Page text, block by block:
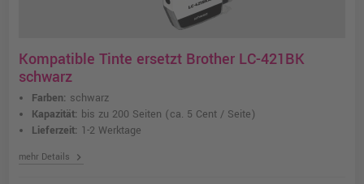
Kompatible Tinte ersetzt Brother LC-421BK
schwarz
Farben: schwarz
Kapazität: bis zu 200 Seiten (ca. 5 Cent / Seite)
Lieferzeit: 1-2 Werktage
mehr Details chevron_right